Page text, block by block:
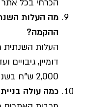
הכרחי בכל אתר
מה העלות
ההקמה?
העלות השנתית
2,000 ש"ח בשנה.
כמה עולה